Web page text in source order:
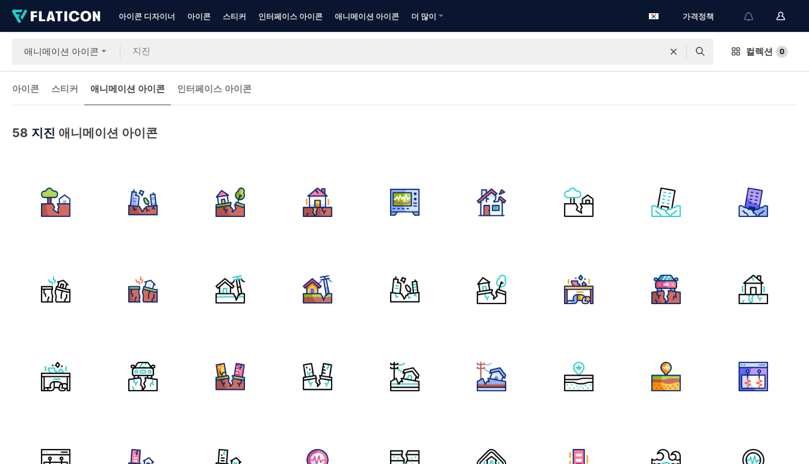
아이콘 디자이너 아이콘 스티커 인터페이스 아이콘 애니메이션 아이콘 더 많이 가격정책
애니메이션 아이콘 컬렉션 0
아이콘 스티커 애니메이션 아이콘 인터페이스 아이콘
58 지진 애니메이션 아이콘